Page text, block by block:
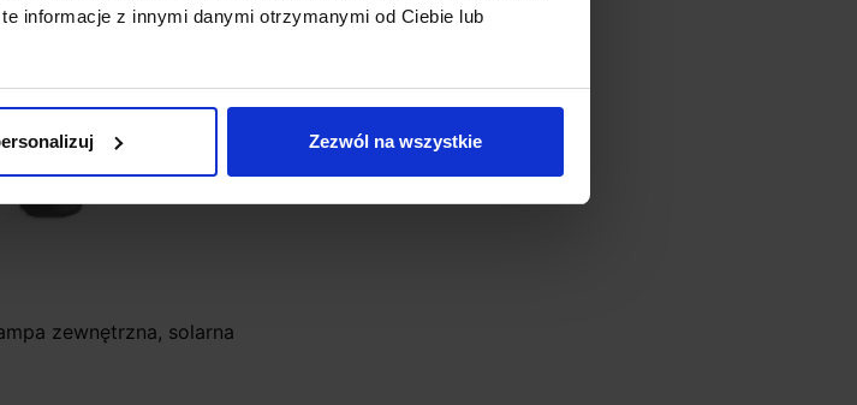
informacje z innymi danymi otrzymanymi od Ciebie lub
Zezwól na wszystkie
zewnętrzna, solarna